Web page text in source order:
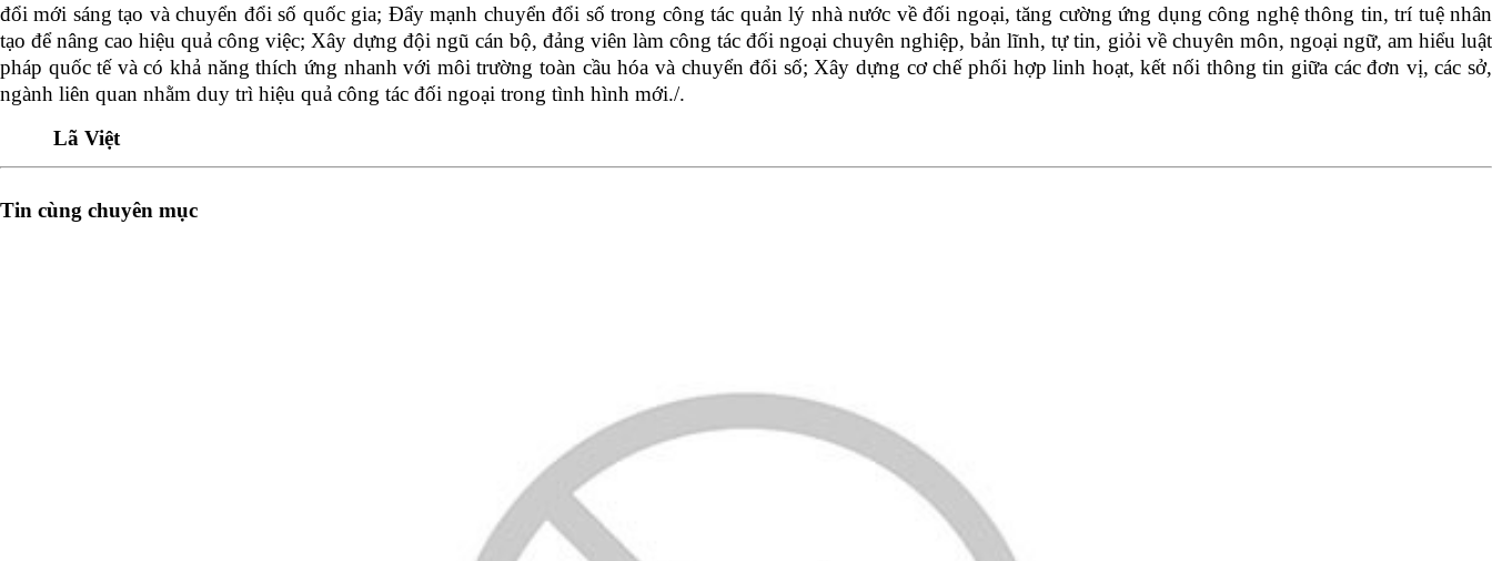
đổi mới sáng tạo và chuyển đổi số quốc gia; Đẩy mạnh chuyển đổi số trong công tác quản lý nhà nước về đối ngoại, tăng cường ứng dụng công nghệ thông tin, trí tuệ nhân
tạo để nâng cao hiệu quả công việc; Xây dựng đội ngũ cán bộ, đảng viên làm công tác đối ngoại chuyên nghiệp, bản lĩnh, tự tin, giỏi về chuyên môn, ngoại ngữ, am hiểu luật
pháp quốc tế và có khả năng thích ứng nhanh với môi trường toàn cầu hóa và chuyển đổi số; Xây dựng cơ chế phối hợp linh hoạt, kết nối thông tin giữa các đơn vị, các sở,
ngành liên quan nhằm duy trì hiệu quả công tác đối ngoại trong tình hình mới./.
Lã Việt
Tin cùng chuyên mục